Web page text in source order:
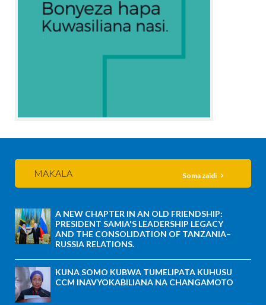
MAKALA Soma zaidi
A NEW CHAPTER IN AN OLD FRIENDSHIP:
PRESIDENT SAMIA'S LEADERSHIP LEGACY
AND THE CONSOLIDATION OF TANZANIA–
RUSSIA RELATIONS.
KUNA SOMO KUBWA TUMELIPATA KUHUSU
CCM INAVYOKABILIANA NA CHANGAMOTO